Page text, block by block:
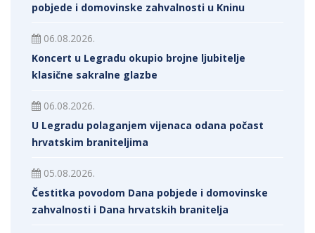
pobjede i domovinske zahvalnosti u Kninu
06.08.2026.
Koncert u Legradu okupio brojne ljubitelje
klasične sakralne glazbe
06.08.2026.
U Legradu polaganjem vijenaca odana počast
hrvatskim braniteljima
05.08.2026.
Čestitka povodom Dana pobjede i domovinske
zahvalnosti i Dana hrvatskih branitelja